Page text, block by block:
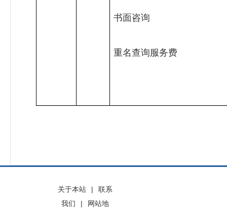
书面咨询
重名查询服务费
关于本站 |
联系
我们
|
网站地